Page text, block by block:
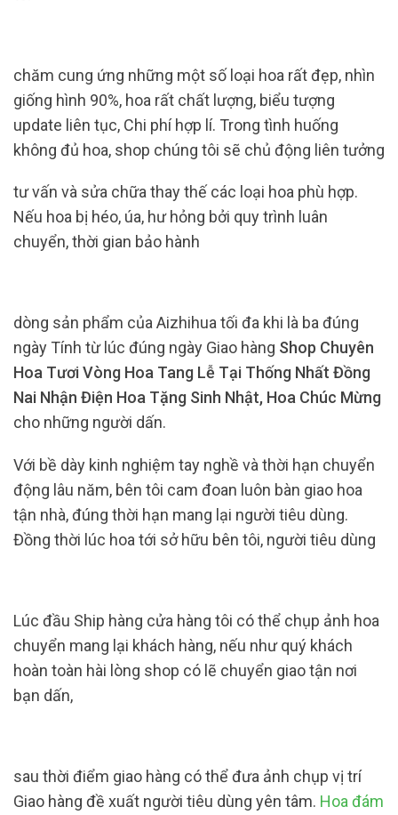
chăm cung ứng những một số loại hoa rất đẹp, nhìn
giống hình 90%, hoa rất chất lượng, biểu tượng
update liên tục, Chi phí hợp lí. Trong tình huống
không đủ hoa, shop chúng tôi sẽ chủ động liên tưởng
tư vấn và sửa chữa thay thế các loại hoa phù hợp.
Nếu hoa bị héo, úa, hư hỏng bởi quy trình luân
chuyển, thời gian bảo hành
dòng sản phẩm của Aizhihua tối đa khi là ba đúng
ngày Tính từ lúc đúng ngày Giao hàng Shop Chuyên
Hoa Tươi Vòng Hoa Tang Lễ Tại Thống Nhất Đồng
Nai Nhận Điện Hoa Tặng Sinh Nhật, Hoa Chúc Mừng
cho những người dấn.
Với bề dày kinh nghiệm tay nghề và thời hạn chuyển
động lâu năm, bên tôi cam đoan luôn bàn giao hoa
tận nhà, đúng thời hạn mang lại người tiêu dùng.
Đồng thời lúc hoa tới sở hữu bên tôi, người tiêu dùng
Lúc đầu Ship hàng cửa hàng tôi có thể chụp ảnh hoa
chuyển mang lại khách hàng, nếu như quý khách
hoàn toàn hài lòng shop có lẽ chuyển giao tận nơi
bạn dấn,
sau thời điểm giao hàng có thể đưa ảnh chụp vị trí
Giao hàng đề xuất người tiêu dùng yên tâm. Hoa đám